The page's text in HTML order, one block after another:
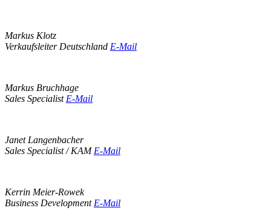
Markus Klotz
Verkaufsleiter Deutschland E-Mail
Markus Bruchhage
Sales Specialist E-Mail
Janet Langenbacher
Sales Specialist / KAM E-Mail
Kerrin Meier-Rowek
Business Development E-Mail